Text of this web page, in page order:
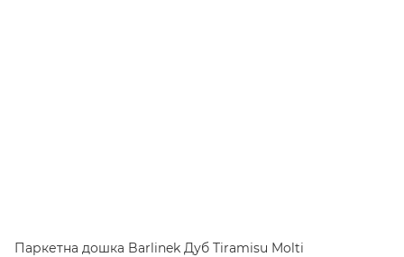
Паркетна дошка Barlinek Дуб Tiramisu Molti